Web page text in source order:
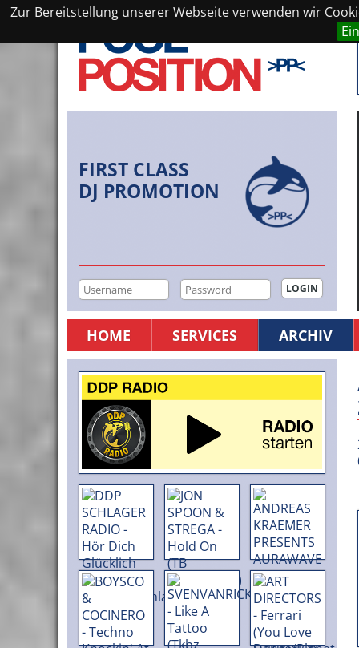
Zur Bereitstellung unserer Webseite verwenden wir
FIRST CLASS
DJ PROMOTION
HOME SERVICES ARCHIV